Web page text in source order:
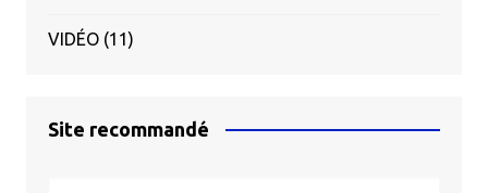
VIDÉO(11)
Site recommandé